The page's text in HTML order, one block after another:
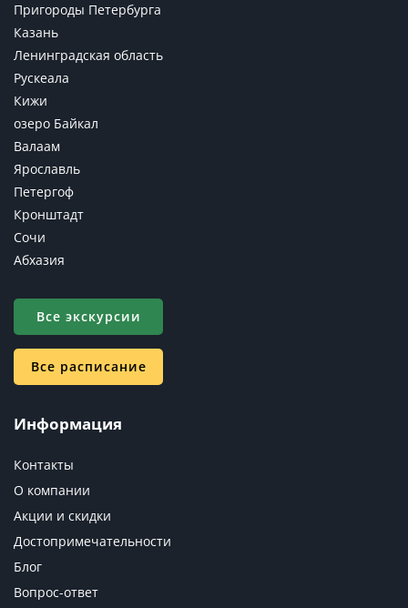
Пригороды Петербурга
Казань
Ленинградская область
Рускеала
Кижи
озеро Байкал
Валаам
Ярославль
Петергоф
Кронштадт
Сочи
Абхазия
Все экскурсии
Все расписание
Информация
Контакты
О компании
Акции и скидки
Достопримечательности
Блог
Вопрос-ответ